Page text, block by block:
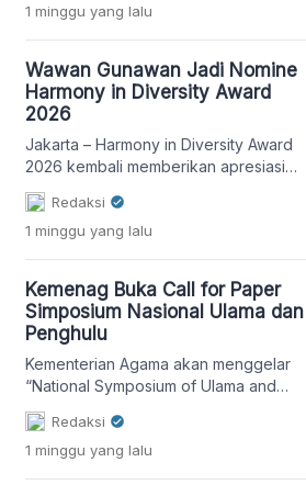
1 minggu yang lalu
Wawan Gunawan Jadi Nomine
Harmony in Diversity Award
2026
Jakarta – Harmony in Diversity Award
2026 kembali memberikan apresiasi
kepada para penggerak perdamaian
dan harmoni di kawasan Asia melalui
pengumuman daftar shortlisted
Antar Umat Beragama (Jakatarub)
sekaligus pendiri PSPP Nawang Wulan,
berhasil masuk dalam jajaran 10 besar
nomine penghargaan tersebut.
Pengumuman tersebut disampaikan
melalui surat resmi […]
Redaksi
1 minggu yang lalu
Kemenag Buka Call for Paper
Simposium Nasional Ulama dan
Penghulu
Kementerian Agama akan menggelar
“National Symposium of Ulama and
Penghulu to Strengthen the Resilience
of Sakinah and Maslahah Families”
(NASUHA) pada 9-10 September 2026
Redaksi
1 minggu yang lalu